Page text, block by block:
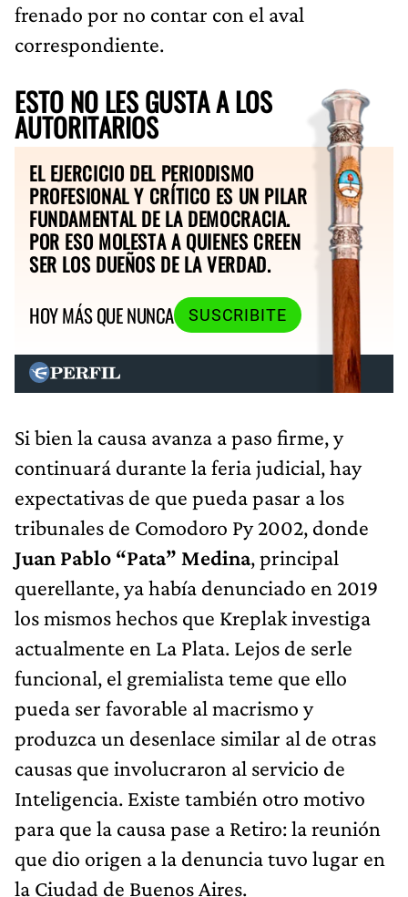
frenado por no contar con el aval
correspondiente.
ESTO NO LES GUSTA A LOS
AUTORITARIOS
EL EJERCICIO DEL PERIODISMO
PROFESIONAL Y CRÍTICO ES UN PILAR
FUNDAMENTAL DE LA DEMOCRACIA.
POR ESO MOLESTA A QUIENES CREEN
SER LOS DUEÑOS DE LA VERDAD.
HOY MÁS QUE NUNCA
SUSCRIBITE
Si bien la causa avanza a paso firme, y
continuará durante la feria judicial, hay
expectativas de que pueda pasar a los
tribunales de Comodoro Py 2002, donde
Juan Pablo “Pata” Medina, principal
querellante, ya había denunciado en 2019
los mismos hechos que Kreplak investiga
actualmente en La Plata. Lejos de serle
funcional, el gremialista teme que ello
pueda ser favorable al macrismo y
produzca un desenlace similar al de otras
causas que involucraron al servicio de
Inteligencia. Existe también otro motivo
para que la causa pase a Retiro: la reunión
que dio origen a la denuncia tuvo lugar en
la Ciudad de Buenos Aires.